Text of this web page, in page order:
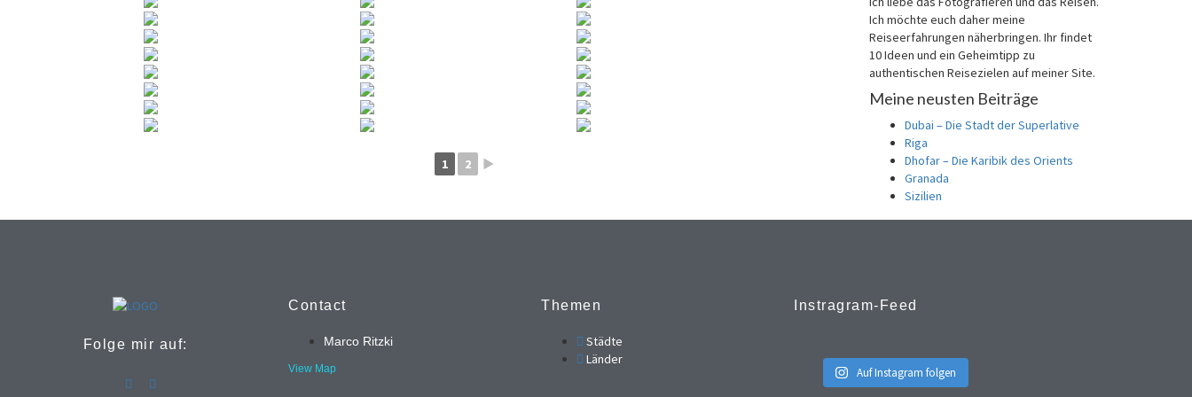
1 2 ►
Ich möchte euch daher meine
Reiseerfahrungen näherbringen. Ihr findet
10 Ideen und ein Geheimtipp zu
authentischen Reisezielen auf meiner Site.
Meine neusten Beiträge
Dubai – Die Stadt der Superlative
Riga
Dhofar – Die Karibik des Orients
Granada
Sizilien
Folge mir auf:
Contact
Marco Ritzki
View Map
Themen
Städte
Länder
Instragram-Feed
Auf Instagram folgen